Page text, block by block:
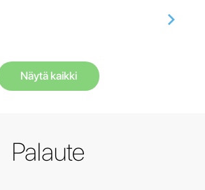
Näytä kaikki
Palaute